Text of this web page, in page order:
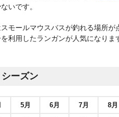
いです。
モールマウスバスが釣れる場所
利用したランガンが人気になりま
ーズン
5月 6月 7月 8月